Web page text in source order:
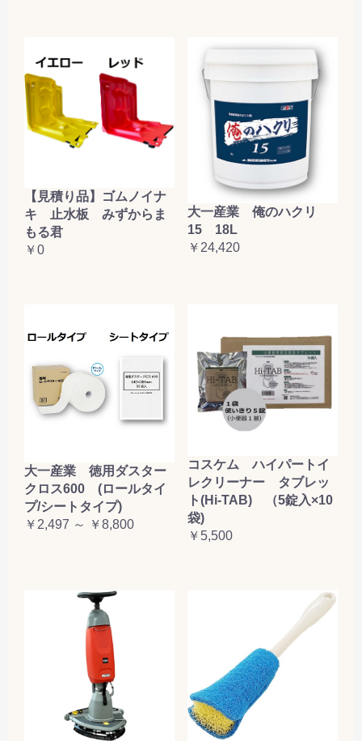
【見積り品】ゴムノイナ
キ 止水板 みずからま
もる君
￥0
大一産業 俺のハクリ
15 18L
￥24,420
大一産業 徳用ダスター
クロス600 (ロールタイ
プ/シートタイプ)
￥2,497 ～ ￥8,800
コスケム ハイパートイ
レクリーナー タブレッ
ト(Hi-TAB) （5錠入×10
袋)
￥5,500